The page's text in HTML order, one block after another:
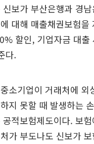
보가 부산은행과 경
대해 매출채권보험을
할인, 기업자금 대출
다.
소기업이 거래처에 외
지 못할 때 발생하는
적보험제도이다. 보
가 부도나도 신보가